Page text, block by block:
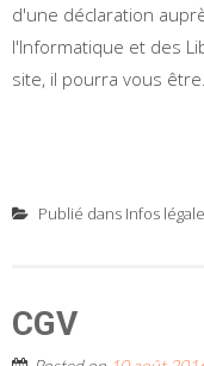
d'une déclaration
l'Informatique et des
site, il pourra vous être...
Publié dans Infos
CGV